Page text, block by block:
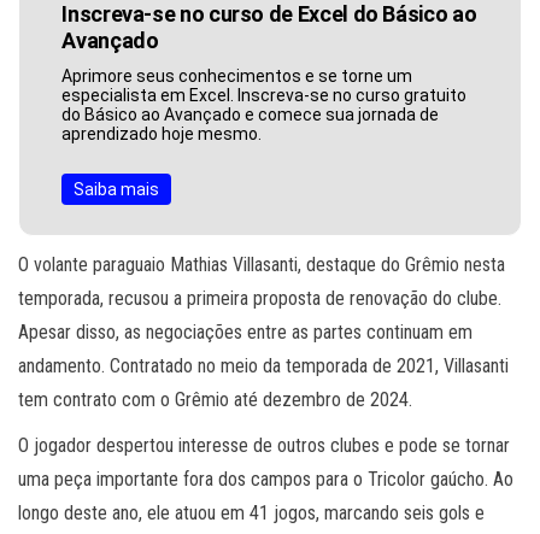
Inscreva-se no curso de Excel do Básico ao
Avançado
Aprimore seus conhecimentos e se torne um
especialista em Excel. Inscreva-se no curso gratuito
do Básico ao Avançado e comece sua jornada de
aprendizado hoje mesmo.
Saiba mais
O volante paraguaio Mathias Villasanti, destaque do Grêmio nesta
temporada, recusou a primeira proposta de renovação do clube.
Apesar disso, as negociações entre as partes continuam em
andamento. Contratado no meio da temporada de 2021, Villasanti
tem contrato com o Grêmio até dezembro de 2024.
O jogador despertou interesse de outros clubes e pode se tornar
uma peça importante fora dos campos para o Tricolor gaúcho. Ao
longo deste ano, ele atuou em 41 jogos, marcando seis gols e